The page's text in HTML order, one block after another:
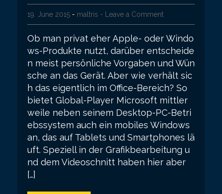
19. June 2015 - maltris - Leave a Comment
Ob man privat eher Apple- oder Windo
ws-Produkte nutzt, darüber entscheide
n meist persönliche Vorgaben und Wün
sche an das Gerät. Aber wie verhält sic
h das eigentlich im Office-Bereich? So
bietet Global-Player Microsoft mittler
weile neben seinem Desktop-PC-Betri
ebssystem auch ein mobiles Windows
an, das auf Tablets und Smartphones lä
uft. Speziell in der Grafikbearbeitung u
nd dem Videoschnitt haben hier aber
[…]